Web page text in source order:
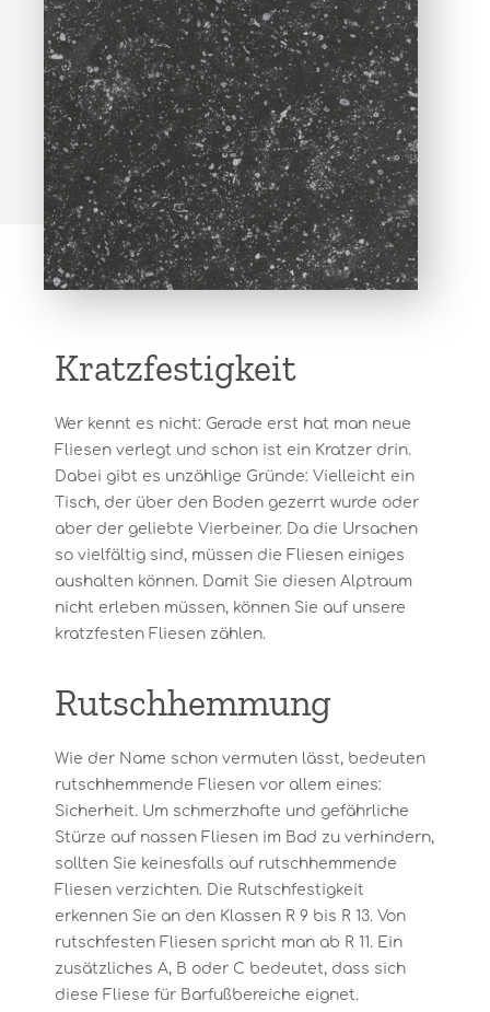
Kratzfestigkeit
Wer kennt es nicht: Gerade erst hat man neue
Fliesen verlegt und schon ist ein Kratzer drin.
Dabei gibt es unzählige Gründe: Vielleicht ein
Tisch, der über den Boden gezerrt wurde oder
aber der geliebte Vierbeiner. Da die Ursachen
so vielfältig sind, müssen die Fliesen einiges
aushalten können. Damit Sie diesen Alptraum
nicht erleben müssen, können Sie auf unsere
kratzfesten Fliesen zählen.
Rutschhemmung
Wie der Name schon vermuten lässt, bedeuten
rutschhemmende Fliesen vor allem eines:
Sicherheit. Um schmerzhafte und gefährliche
Stürze auf nassen Fliesen im Bad zu verhindern,
sollten Sie keinesfalls auf rutschhemmende
Fliesen verzichten. Die Rutschfestigkeit
erkennen Sie an den Klassen R 9 bis R 13. Von
rutschfesten Fliesen spricht man ab R 11. Ein
zusätzliches A, B oder C bedeutet, dass sich
diese Fliese für Barfußbereiche eignet.